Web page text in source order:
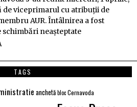
viceprimarul cu atribuții de
AUR. Întâlnirea a fost
schimbări neașteptate
TAGS
anchetăblocCernavoda